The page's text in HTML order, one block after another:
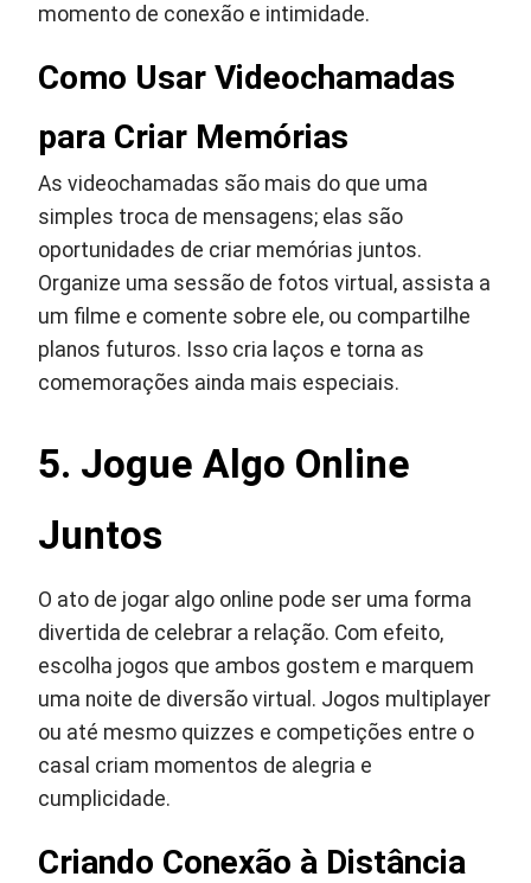
momento de conexão e intimidade.
Como Usar Videochamadas
para Criar Memórias
As videochamadas são mais do que uma
simples troca de mensagens; elas são
oportunidades de criar memórias juntos.
Organize uma sessão de fotos virtual, assista a
um filme e comente sobre ele, ou compartilhe
planos futuros. Isso cria laços e torna as
comemorações ainda mais especiais.
5. Jogue Algo Online
Juntos
O ato de jogar algo online pode ser uma forma
divertida de celebrar a relação. Com efeito,
escolha jogos que ambos gostem e marquem
uma noite de diversão virtual. Jogos multiplayer
ou até mesmo quizzes e competições entre o
casal criam momentos de alegria e
cumplicidade.
Criando Conexão à Distância